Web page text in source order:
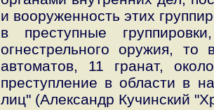
и вооруженность этих
в преступные
огнестрельного оружия,
автоматов, 11 гранат,
преступление в области в
лиц" (Александр Кучинский